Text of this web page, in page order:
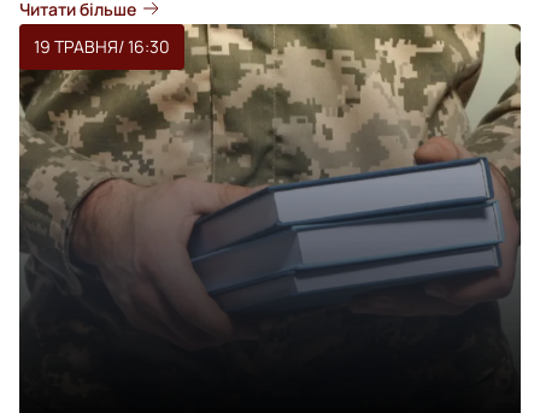
Читати більше
19 ТРАВНЯ/ 16:30